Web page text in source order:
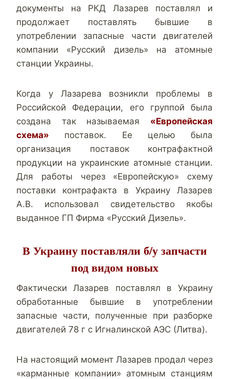
документы на РКД Лазарев поставлял и
продолжает поставлять бывшие в
употреблении запасные части двигателей
компании «Русский дизель» на атомные
станции Украины.
Когда у Лазарева возникли проблемы в
Российской Федерации, его группой была
создана так называемая «Европейская
схема» поставок. Ее целью была
организация поставок контрафактной
продукции на украинские атомные станции.
Для работы через «Европейскую» схему
поставки контрафакта в Украину Лазарев
А.В. использовал свидетельство якобы
выданное ГП Фирма «Русский Дизель».
В Украину поставляли б/у запчасти
под видом новых
Фактически Лазарев поставлял в Украину
обработанные бывшие в употреблении
запасные части, полученные при разборке
двигателей 78 г с Игналинской АЭС (Литва).
На настоящий момент Лазарев продал через
«карманные компании» атомным станциям